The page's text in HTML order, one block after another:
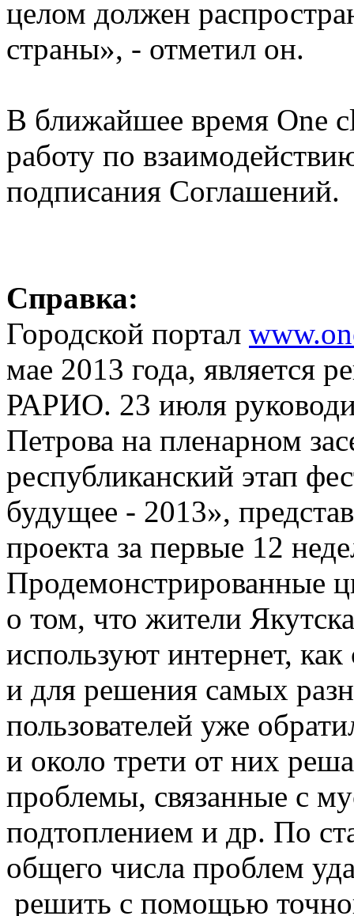
целом должен
страны», - отметил он.
В ближайшее время One
работу по
подписания Соглашений.
Справка:
Городской портал
мае 2013 года, является
РАРИО. 23 июля
Петрова на пленарном
республиканский этап
будущее - 2013»,
проекта за первые 12
Продемонстрированные
о том, что жители
используют интернет,
и для решения самых
пользователей уже
и около трети от них
проблемы, связанные с
подтоплением и др. По
общего числа проблем
решить с помощью